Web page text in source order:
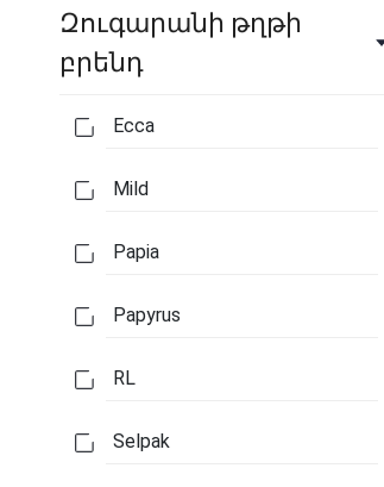
Զուգարանի թղթի
բրենդ
Ecca
Mild
Papia
Papyrus
RL
Selpak